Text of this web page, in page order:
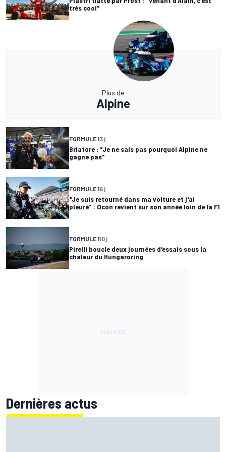
très cool"
Plus de
Alpine
FORMULE 13 j
Briatore : "Je ne sais pas pourquoi Alpine ne
gagne pas"
FORMULE 16 j
"Je suis retourné dans ma voiture et j'ai
pleuré" : Ocon revient sur son année loin de la F1
FORMULE 110 j
Pirelli boucle deux journées d'essais sous la
chaleur du Hungaroring
Dernières actus